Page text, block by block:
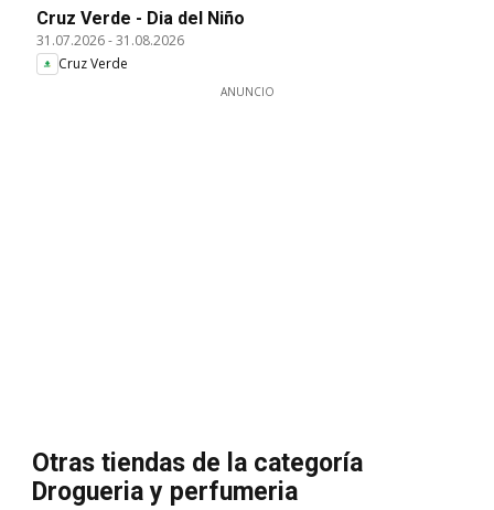
Cruz Verde - Dia del Niño
31.07.2026-31.08.2026
Cruz Verde
ANUNCIO
Otras tiendas de la categoría
Drogueria y perfumeria